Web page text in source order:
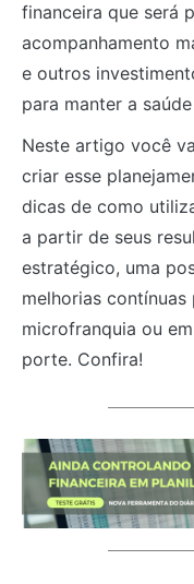
financeira que será
acompanhamento
e outros
para manter a
Neste artigo você
criar esse
dicas de como
a partir de seus
estratégico, uma
melhorias contínuas
microfranquia ou
porte. Confira!